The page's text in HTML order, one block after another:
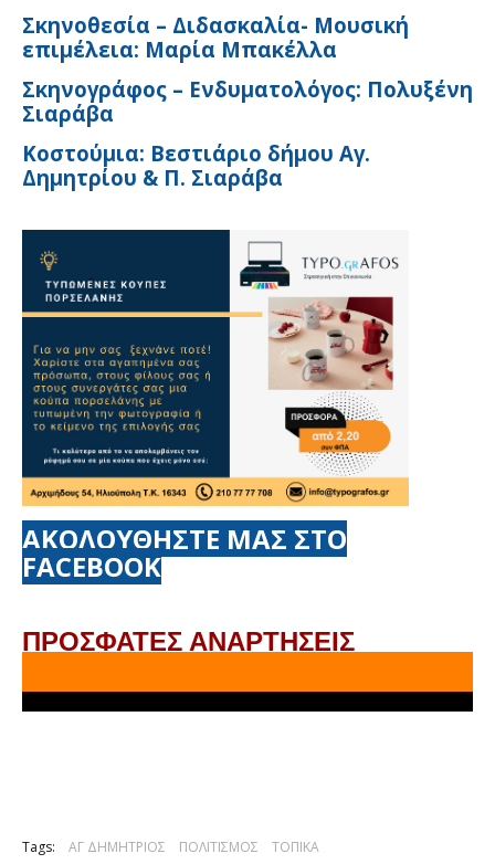
Σκηνοθεσία – Διδασκαλία- Μουσική
επιμέλεια: Μαρία Μπακέλλα
Σκηνογράφος – Ενδυματολόγος: Πολυξένη
Σιαράβα
Κοστούμια: Βεστιάριο δήμου Αγ.
Δημητρίου & Π. Σιαράβα
ΑΚΟΛΟΥΘΗΣΤΕ ΜΑΣ ΣΤΟ
FACEBOOK
ΠΡΟΣΦΑΤΕΣ ΑΝΑΡΤΗΣΕΙΣ
Tags: ΑΓ ΔΗΜΗΤΡΙΟΣ ΠΟΛΙΤΙΣΜΟΣ ΤΟΠΙΚΑ